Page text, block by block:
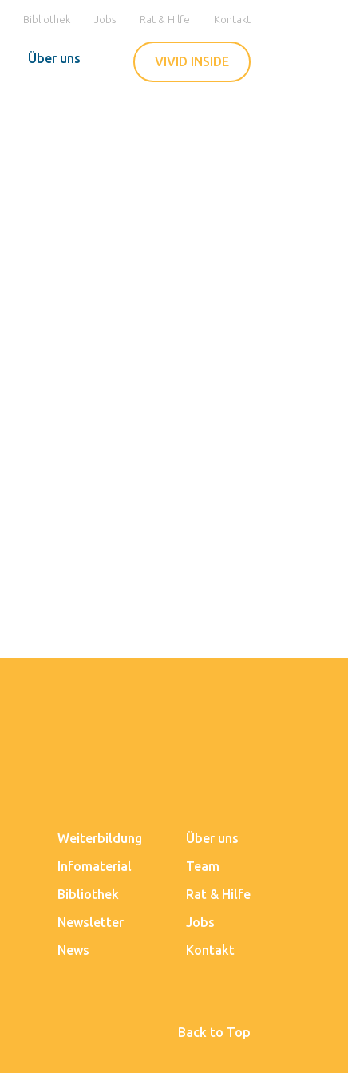
Bibliothek Jobs Rat & Hilfe Kontakt
Über uns VIVID INSIDE
Über uns
Team
Rat & Hilfe
Jobs
Kontakt
Weiterbildung
Infomaterial
Bibliothek
Newsletter
News
Back to Top